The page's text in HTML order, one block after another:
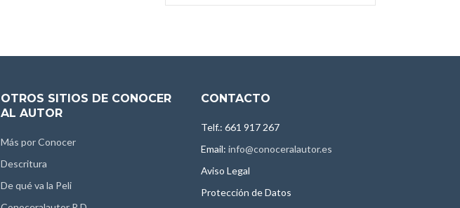
OTROS SITIOS DE CONOCER
AL AUTOR
Más por Conocer
Descritura
De qué va la Peli
CONTACTO
Telf.: 661 917 267
Email: info@conoceralautor.es
Aviso Legal
Protección de Datos